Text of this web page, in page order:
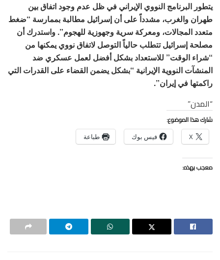
يتطور البرنامج النووي الإيراني في ظل عدم وجود اتفاق بين
طهران والغرب، مشدداً على أن إسرائيل مطالبة بممارسة “ضغط
متعدد المجالات، ومعركة سرية وجهوزية للهجوم”. واستدرك أن
مصلحة إسرائيل تتطلب حالياً التوصل لاتفاق نووي يمكنها من
“شراء الوقت” للاستعداد بشكل أفضل لعمل عسكري ضد
المنشآت النووية الإيرانية “بشكل يضمن القضاء على القدرات التي
راكمتها في إيران”.
“المدن”
شارك هذا الموضوع:
X فيس بوك طباعة
معجب بهذه: